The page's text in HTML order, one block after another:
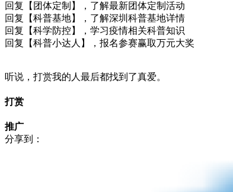
回复【团体定制】，了解最新团体定制活动
回复【科普基地】，了解深圳科普基地详情
回复【科学防控】，学习疫情相关科普知识
回复【科普小达人】，报名参赛赢取万元大奖
听说，打赏我的人最后都找到了真爱。
打赏
推广
分享到：